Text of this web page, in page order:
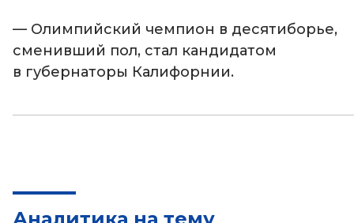
— Олимпийский чемпион в десятиборье,
сменивший пол, стал кандидатом
в губернаторы Калифорнии.